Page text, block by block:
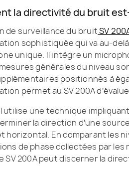
la directivité du bruit
de surveillance du bruitSV
sophistiquée qui va au-
unique. Il intègre un
générales du niveau
positionnés à
permet au SV 200A
utilise une technique
la direction d’une
horizontal. En comparant les
de phase collectées par
SV 200A peut discerner la